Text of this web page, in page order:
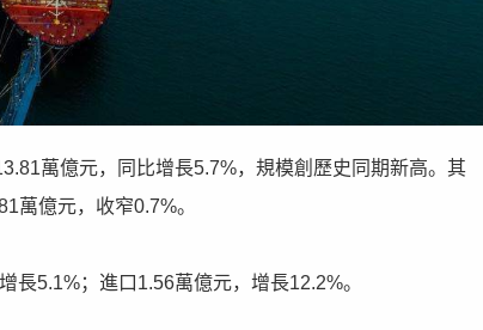
萬億元，同比增長5.7%，規模創歷史同期新高。其
萬億元，收窄0.7%。
5.1%；進口1.56萬億元，增長12.2%。